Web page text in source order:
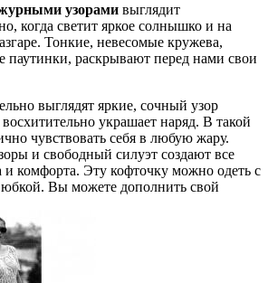
узорами выглядит
когда светит яркое солнышко и на
Тонкие, невесомые кружева,
паутинки, раскрывают перед нами свои
выглядят яркие, сочный узор
украшает наряд. В такой
чувствовать себя в любую жару.
и свободный силуэт создают все
и комфорта. Эту кофточку можно одеть с
Вы можете дополнить свой